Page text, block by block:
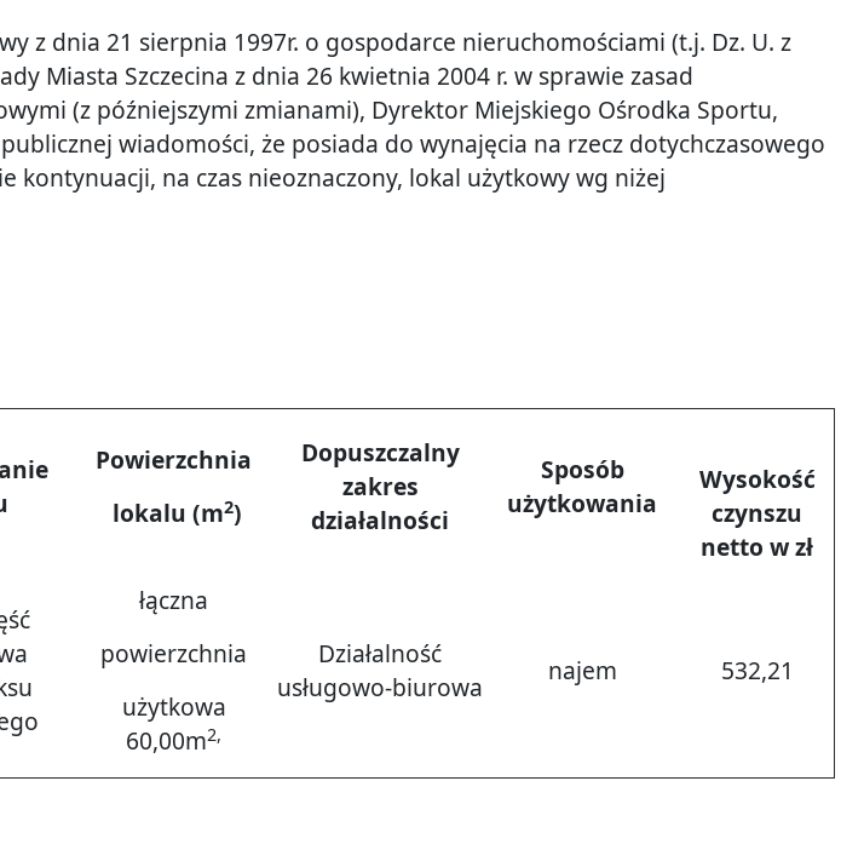
z dnia 21 sierpnia 1997r. o gospodarce nieruchomościami (t.j. Dz. U. z
Miasta Szczecina z dnia 26 kwietnia 2004 r. w sprawie zasad
(z późniejszymi zmianami), Dyrektor Miejskiego Ośrodka Sportu,
wiadomości, że posiada do wynajęcia na rzecz dotychczasowego
kontynuacji, na czas nieoznaczony, lokal użytkowy wg niżej
Powierzchnia
lokalu (m2)
Dopuszczalny
zakres
działalności
Sposób
użytkowania
Wysokość
czynszu
netto w zł
łączna
powierzchnia
użytkowa
60,00m2,
Działalność
usługowo-biurowa
najem 532,21